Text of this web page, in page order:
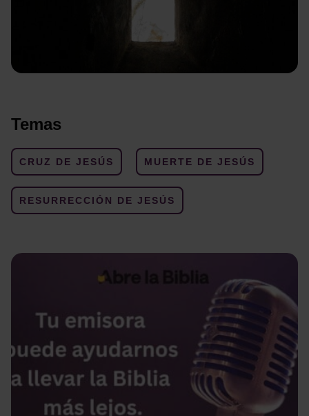
Temas
CRUZ DE JESÚS MUERTE DE JESÚS
RESURRECCIÓN DE JESÚS